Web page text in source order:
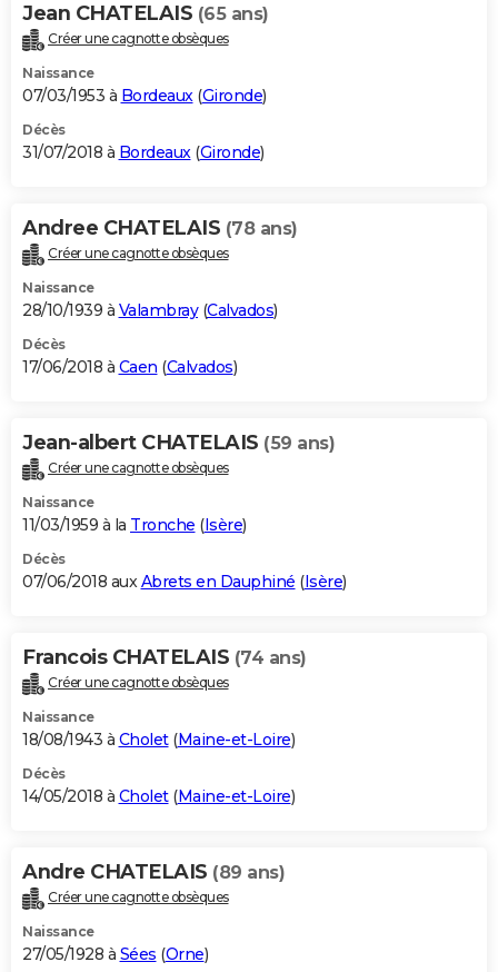
Jean CHATELAIS (65 ans)
Créer une cagnotte obsèques
Naissance
07/03/1953 à Bordeaux(Gironde)
Décès
31/07/2018 à Bordeaux(Gironde)
Andree CHATELAIS (78 ans)
Créer une cagnotte obsèques
Naissance
28/10/1939 à Valambray(Calvados)
Décès
17/06/2018 à Caen (Calvados)
Jean-albert CHATELAIS (59 ans)
Créer une cagnotte obsèques
Naissance
11/03/1959 à la Tronche (Isère)
Décès
07/06/2018 auxAbrets en Dauphiné (Isère)
Francois CHATELAIS (74 ans)
Créer une cagnotte obsèques
Naissance
18/08/1943 à Cholet(Maine-et-Loire)
Décès
14/05/2018 à Cholet(Maine-et-Loire)
Andre CHATELAIS (89 ans)
Créer une cagnotte obsèques
Naissance
27/05/1928 à Sées (Orne)